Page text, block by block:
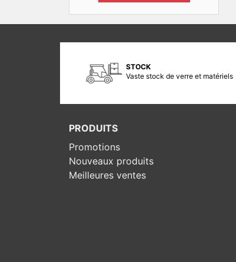
STOCK
Vaste stock de verre et matériels
PRODUITS
Promotions
Nouveaux produits
Meilleures ventes